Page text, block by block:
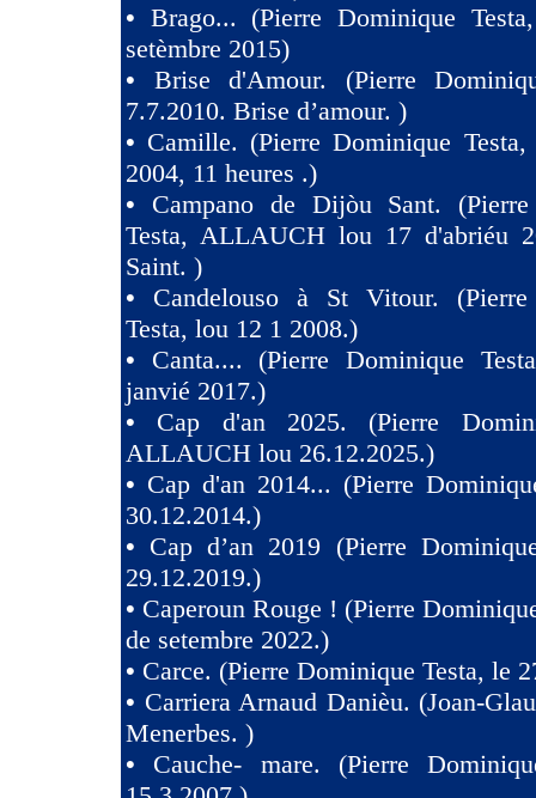
• Brago... (Pierre Dominique
setèmbre 2015)
• Brise d'Amour. (Pierre
7.7.2010. Brise d’amour. )
• Camille. (Pierre Dominique
2004, 11 heures .)
• Campano de Dijòu Sant.
Testa, ALLAUCH lou 17 d'abriéu
Saint. )
• Candelouso à St Vitour. (Pierre
Testa, lou 12 1 2008.)
• Canta.... (Pierre Dominique
janvié 2017.)
• Cap d'an 2025. (Pierre
ALLAUCH lou 26.12.2025.)
• Cap d'an 2014... (Pierre
30.12.2014.)
• Cap d’an 2019 (Pierre
29.12.2019.)
• Caperoun Rouge ! (Pierre
de setembre 2022.)
• Carce. (Pierre Dominique Testa, le
• Carriera Arnaud Danièu. (Joan-
Menerbes. )
• Cauche- mare. (Pierre